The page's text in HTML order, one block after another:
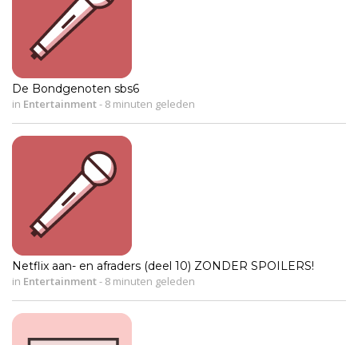
De Bondgenoten sbs6
in Entertainment- 8 minuten geleden
Netflix aan- en afraders (deel 10) ZONDER SPOILERS!
in Entertainment- 8 minuten geleden